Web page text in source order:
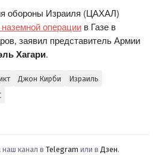
обороны Израиля (ЦАХАЛ)
операции в Газе в
заявил представитель Армии
Хагари.
Джон Кирби
Израиль
канал в Telegram или в Дзен.